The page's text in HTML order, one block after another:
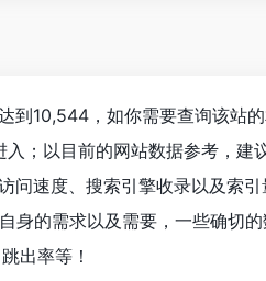
到10,544，如你需要查询该站
入；以目前的网站数据参考，建
问速度、搜索引擎收录以及索
身的需求以及需要，一些确切
出率等！